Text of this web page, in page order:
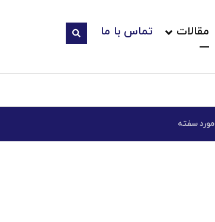
مقالات تماس با ما
سفته